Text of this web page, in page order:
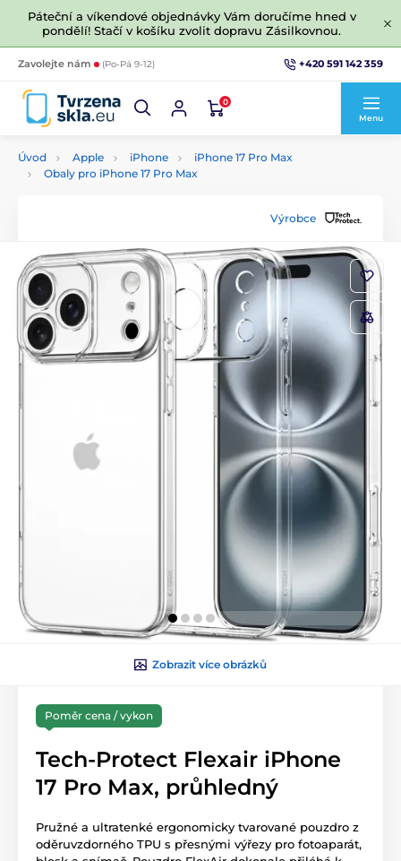
Páteční a víkendové objednávky Vám doručíme hned v
pondělí! Stačí v košíku zvolit dopravu Zásilkovnou.
Zavolejte nám (Po-Pá 9-12) +420 591 142 359
0
Menu
Úvod Apple iPhone
iPhone 17 Pro Max
Obaly pro iPhone 17 Pro Max
Výrobce
Zobrazit více obrázků
Poměr cena / vykon
Tech-Protect Flexair iPhone
17 Pro Max, průhledný
Pružné a ultratenké ergonomicky tvarované pouzdro z
oděruvzdorného TPU s přesnými výřezy pro fotoaparát,